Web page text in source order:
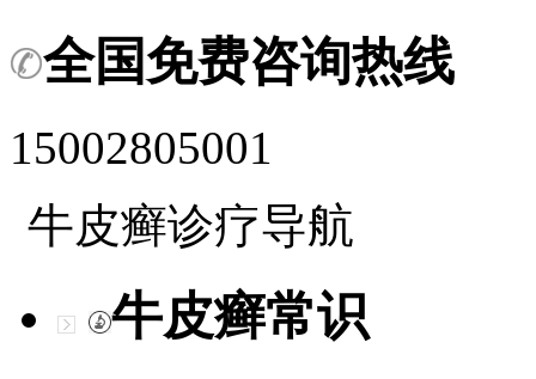
全国免费咨询热线
15002805001
牛皮癣诊疗导航
牛皮癣常识